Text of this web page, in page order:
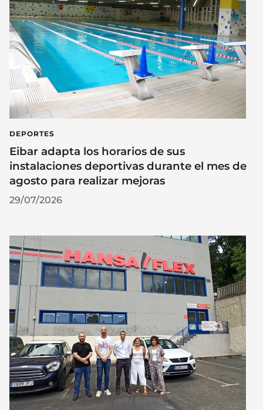
DEPORTES
Eibar adapta los horarios de sus
instalaciones deportivas durante el mes de
agosto para realizar mejoras
29/07/2026